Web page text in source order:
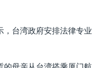
，台湾政府安排法律专业